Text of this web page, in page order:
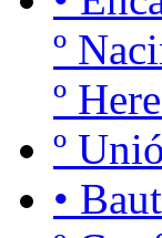
º
º
º
•